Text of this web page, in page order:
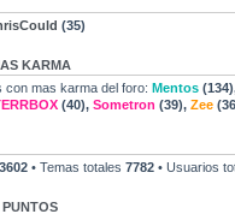
(35)
KARMA
con mas karma del foro: Mentos
(40), Sometron (39), Zee
• Temas totales 7782 • Usuarios